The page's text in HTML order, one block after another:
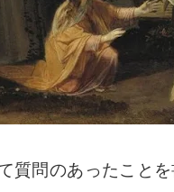
質問のあったこと